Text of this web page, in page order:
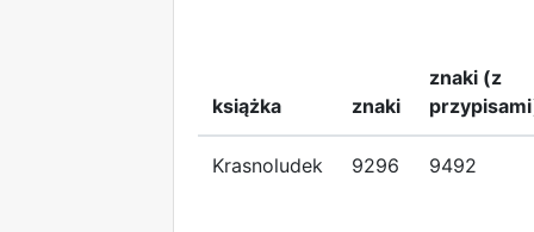
książka znaki
znaki (z
Krasnoludek 9296 9492